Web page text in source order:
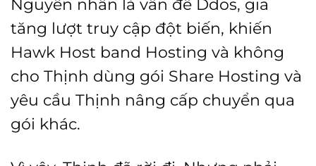
Nguyên nhân là vấn đề Ddos, gia
tăng lượt truy cập đột biến, khiến
Hawk Host band Hosting và không
cho Thịnh dùng gói Share Hosting và
yêu cầu Thịnh nâng cấp chuyển qua
gói khác.